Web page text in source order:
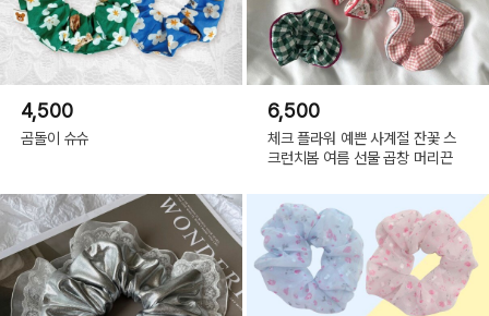
4,500
곰돌이 슈슈
6,500
체크 플라워 예쁜 사계절 잔꽃 스
크런치봄 여름 선물 곱창 머리끈